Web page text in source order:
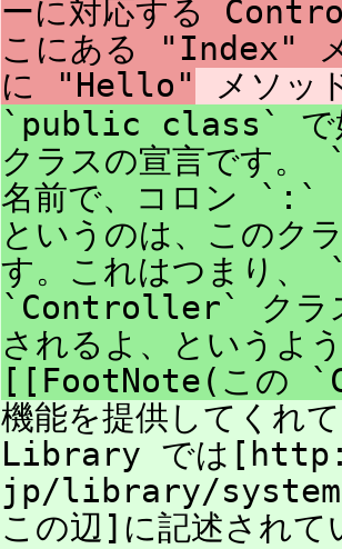
ーに対応する
こにある "Index" メ
に "Hello"
メソッ
`public class` で始
クラスの宣言です
名前で、コロン
というのは、このク
す。これはつまり
`Controller` クラス
されるよ、というよ
[[FootNote(この
機能を提供してくれ
Library では
jp/library/
この辺]に記述され